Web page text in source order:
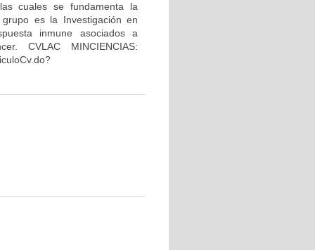
cuales se fundamenta la
es la Investigación en
inmune asociados a
CVLAC MINCIENCIAS: